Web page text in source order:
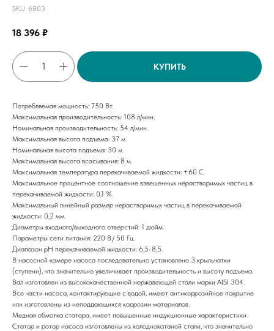
SKU: 6803
18 396 ₽
КУПИТЬ
Потребляемая мощность: 750 Вт.
Максимальная производительность: 108 л/мин.
Номинальная производительность: 54 л/мин.
Максимальная высота подъема: 37 м.
Номинальная высота подъема: 30 м.
Максимальная высота всасывания: 8 м.
Максимальная температура перекачиваемой жидкости: +60 С.
Максимальное процентное соотношение взвешенных нерастворимых частиц в
перекачиваемой жидкости: 0,1 %.
Максимальный линейный размер нерастворимых частиц в перекачиваемой
жидкости: 0,2 мм.
Диаметры входного/выходного отверстий: 1 дюйм.
Параметры сети питания: 220 В./ 50 Гц.
Диапазон рН перекачиваемой жидкости: 6,5-8,5.
В насосной камере насоса последовательно установлено 3 крыльчатки
(ступени), что значительно увеличивает производительность и высоту подъема.
Вал изготовлен из высококачественной нержавеющей стали марки AISI 304.
Все части насоса, контактирующие с водой, имеют антикоррозийное покрытие
или изготовлены из неподдающихся коррозии материалов.
Медная обмотка статора, имеет повышенные индукционные характеристики.
Статор и ротор насоса изготовлены из холоднокатаной стали, что значительно